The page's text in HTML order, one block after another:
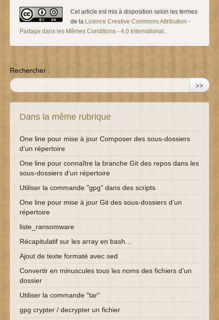
Cet article est mis à disposition selon les termes
de la Licence Creative Commons Attribution -
Partage dans les Mêmes Conditions - 4.0 International .
Rechercher :
>>
Dans la même rubrique
One line pour mise à jour Composer des sous-dossiers
d’un répertoire
One line pour connaître la branche Git des repos dans les
sous-dossiers d’un répertoire
Utiliser la commande "gpg" dans des scripts
One line pour mise à jour Git des sous-dossiers d’un
répertoire
liste_ransomware
Récapitulatif sur les array en bash...
Ajout de texte formaté avec sed
Convertir en minuscules tous les noms des fichiers d’un
dossier
Utiliser la commande "tar"
gpg crypter / decrypter un fichier